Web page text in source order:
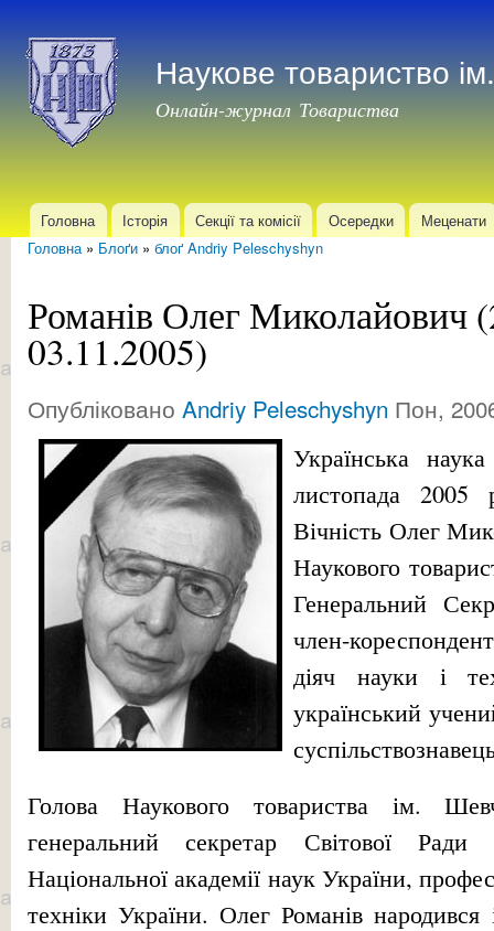
Наукове товариство
Онлайн-журнал Товариства
Головне меню
Головна Історія Секції та комісії Осередки Меценати
Головна» Блоґи » блоґ Andriy Peleschyshyn
Романів Олег Миколайович
03.11.2005)
Опубліковано Andriy Peleschyshyn Пон,
Українська
листопада 2005
Вічність Олег
Наукового
Генеральний
член-
діяч науки і
український
Голова Наукового товариства ім.
генеральний секретар Світової
Національної академії наук України,
техніки України. Олег Романів